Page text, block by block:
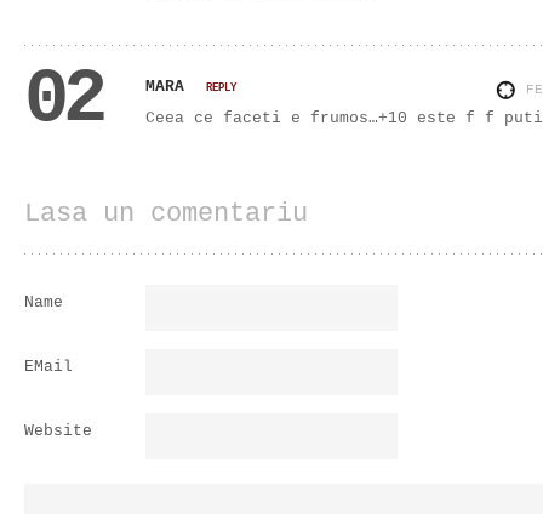
02 MARA REPLY
Ceea ce faceti e frumos…+10 este f f
Lasa un comentariu
Name
EMail
Website